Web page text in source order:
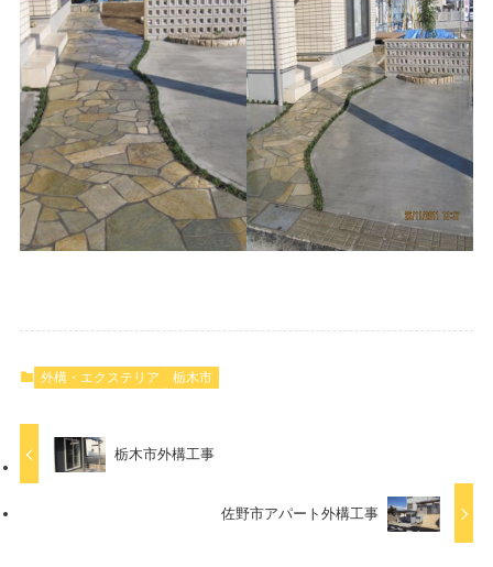
外構・エクステリア 栃木市
栃木市外構工事
佐野市アパート外構工事